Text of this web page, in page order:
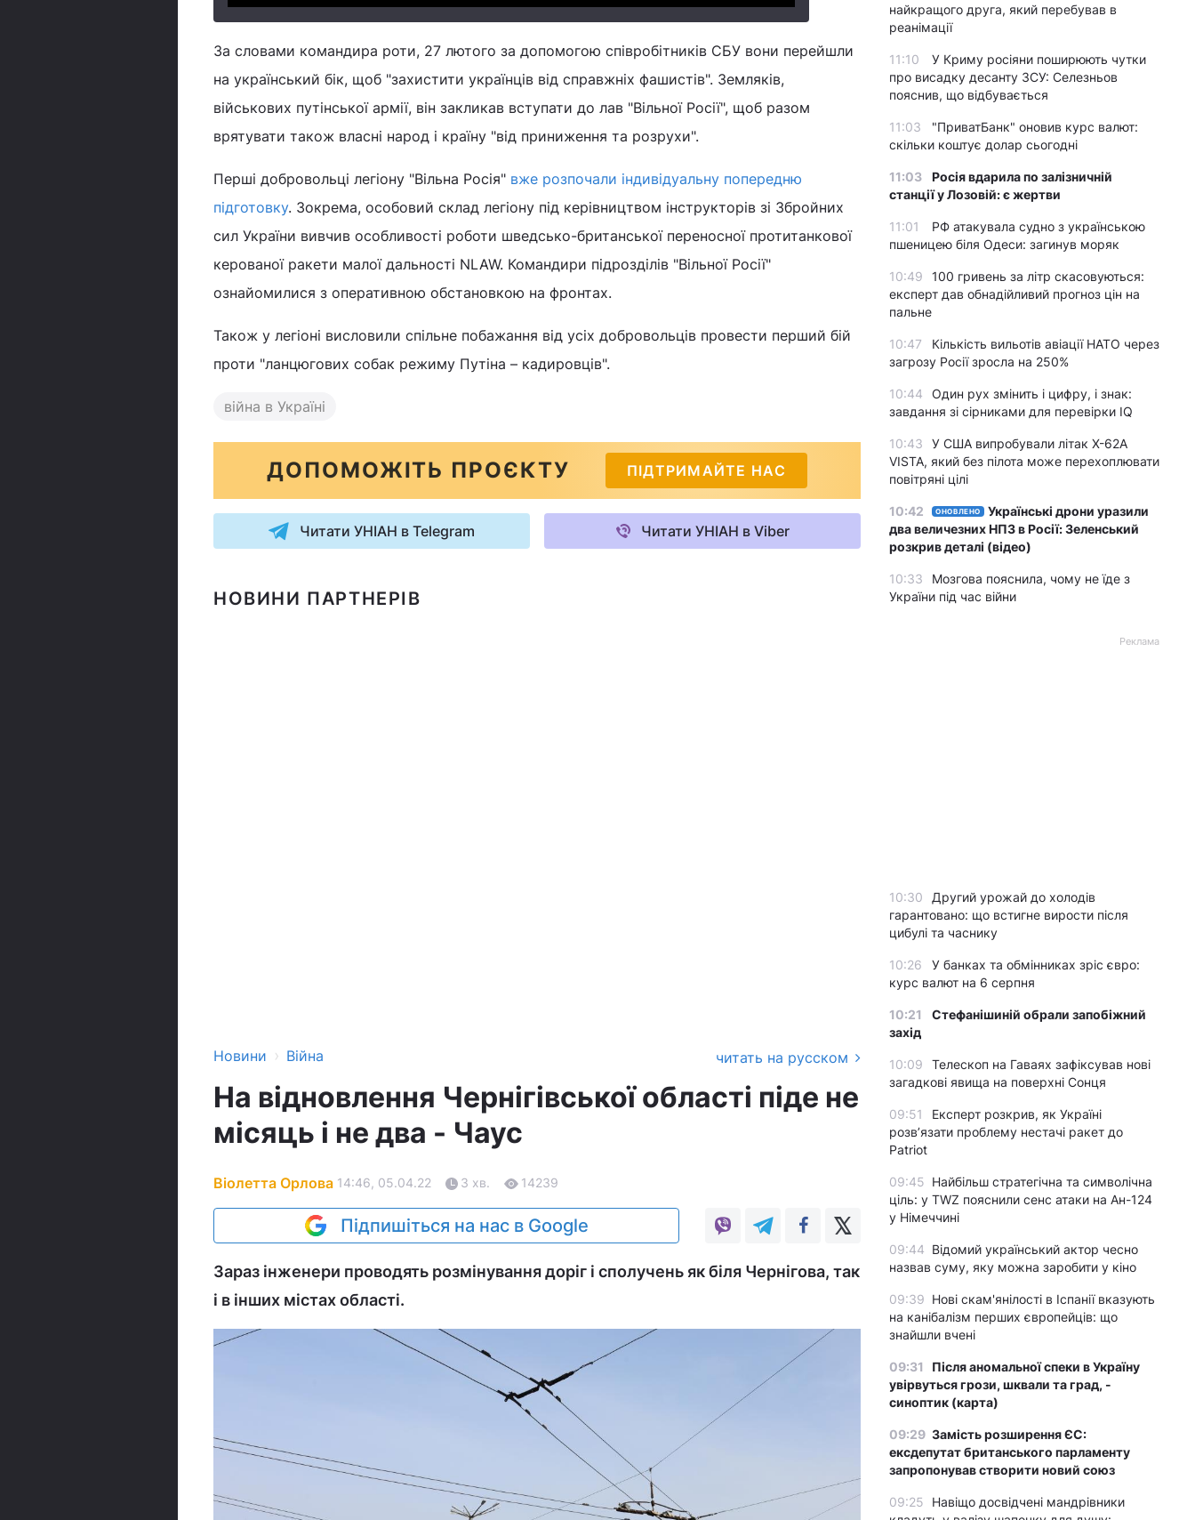
За словами командира роти, 27 лютого за допомогою співробітників СБУ вони перейшли
на український бік, щоб "захистити українців від справжніх фашистів". Земляків,
військових путінської армії, він закликав вступати до лав "Вільної Росії", щоб разом
врятувати також власні народ і країну "від приниження та розрухи".
Перші добровольці легіону "Вільна Росія" вже розпочали індивідуальну попередню
підготовку. Зокрема, особовий склад легіону під керівництвом інструкторів зі Збройних
сил України вивчив особливості роботи шведсько-британської переносної протитанкової
керованої ракети малої дальності NLAW. Командири підрозділів "Вільної Росії"
ознайомилися з оперативною обстановкою на фронтах.
Також у легіоні висловили спільне побажання від усіх добровольців провести перший бій
проти "ланцюгових собак режиму Путіна – кадировців".
війна в Україні
ДОПОМОЖІТЬ ПРОЄКТУ ПІДТРИМАЙТЕ НАС
Читати УНІАН в Telegram Читати УНІАН в Viber
НОВИНИ ПАРТНЕРІВ
Новини › Війна читать на русском
На відновлення Чернігівської області піде не
місяць і не два - Чаус
Віолетта Орлова 14:46, 05.04.22 3 хв. 14239
Підпишіться на нас в Google
Зараз інженери проводять розмінування доріг і сполучень як біля Чернігова, так
і в інших містах області.
найкращого друга, який перебував в
реанімації
11:10
У Криму росіяни поширюють чутки
про висадку десанту ЗСУ: Селезньов
пояснив, що відбувається
11:03
"ПриватБанк" оновив курс валют:
скільки коштує долар сьогодні
11:03
Росія вдарила по залізничній
станції у Лозовій: є жертви
11:01
РФ атакувала судно з українською
пшеницею біля Одеси: загинув моряк
10:49
100 гривень за літр скасовуються:
експерт дав обнадійливий прогноз цін на
пальне
10:47
Кількість вильотів авіації НАТО через
загрозу Росії зросла на 250%
10:44
Один рух змінить і цифру, і знак:
завдання зі сірниками для перевірки IQ
10:43
У США випробували літак X-62A
VISTA, який без пілота може перехоплювати
повітряні цілі
10:42 ОНОВЛЕНО
Українські дрони уразили
два величезних НПЗ в Росії: Зеленський
розкрив деталі (відео)
10:33
Мозгова пояснила, чому не їде з
України під час війни
Реклама
10:30
Другий урожай до холодів
гарантовано: що встигне вирости після
цибулі та часнику
10:26
У банках та обмінниках зріс євро:
курс валют на 6 серпня
10:21
Стефанішиній обрали запобіжний
захід
10:09
Телескоп на Гаваях зафіксував нові
загадкові явища на поверхні Сонця
09:51
Експерт розкрив, як Україні
розвʼязати проблему нестачі ракет до
Patriot
09:45 Найбільш стратегічна та символічна
ціль: у TWZ пояснили сенс атаки на Ан-124
у Німеччині
09:44 Відомий український актор чесно
назвав суму, яку можна заробити у кіно
09:39 Нові скам'янілості в Іспанії вказують
на канібалізм перших європейців: що
знайшли вчені
09:31
Після аномальної спеки в Україну
увірвуться грози, шквали та град, -
синоптик (карта)
09:29 Замість розширення ЄС:
ексдепутат британського парламенту
запропонував створити новий союз
09:25
Навіщо досвідчені мандрівники